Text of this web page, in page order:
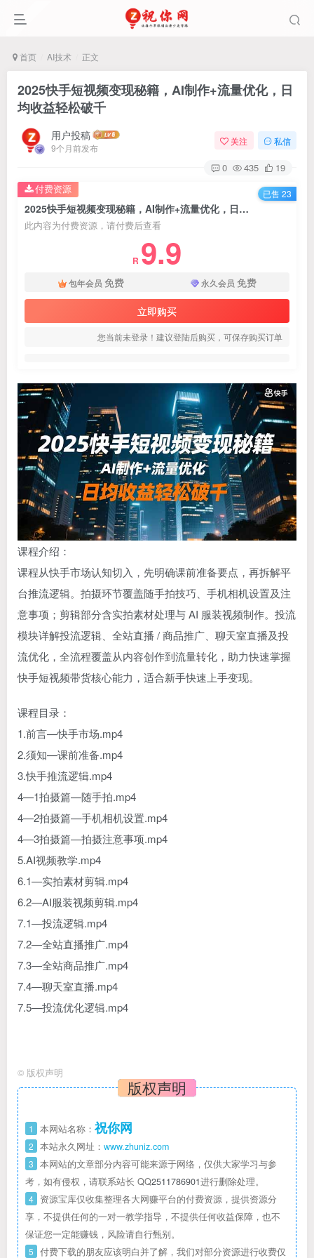
首页 AI技术 正文
2025快手短视频变现秘籍，AI制作+流量优化，日
均收益轻松破千
用户投稿
9个月前发布
关注 私信
0 435 19
2025快手短视频变现秘籍，AI制作+流量优化，日均收益轻松破千
此内容为付费资源，请付费后查看
R 9.9
包年会员 免费 永久会员 免费
立即购买
您当前未登录！建议登陆后购买，可保存购买订单
付费资源 已售 23
课程介绍：
课程从快手市场认知切入，先明确课前准备要点，再拆解平
台推流逻辑。拍摄环节覆盖随手拍技巧、手机相机设置及注
意事项；剪辑部分含实拍素材处理与 AI 服装视频制作。投流
模块详解投流逻辑、全站直播 / 商品推广、聊天室直播及投
流优化，全流程覆盖从内容创作到流量转化，助力快速掌握
快手短视频带货核心能力，适合新手快速上手变现。
课程目录：
1.前言—快手市场.mp4
2.须知—课前准备.mp4
3.快手推流逻辑.mp4
4—1拍摄篇—随手拍.mp4
4—2拍摄篇—手机相机设置.mp4
4—3拍摄篇—拍摄注意事项.mp4
5.AI视频教学.mp4
6.1—实拍素材剪辑.mp4
6.2—AI服装视频剪辑.mp4
7.1—投流逻辑.mp4
7.2—全站直播推广.mp4
7.3—全站商品推广.mp4
7.4—聊天室直播.mp4
7.5—投流优化逻辑.mp4
© 版权声明
版权声明
1 本网站名称： 祝你网
2 本站永久网址： www.zhuniz.com
3 本网站的文章部分内容可能来源于网络，仅供大家学习与参
考，如有侵权，请联系站长 QQ2511786901进行删除处理。
4 资源宝库仅收集整理各大网赚平台的付费资源，提供资源分
享，不提供任何的一对一教学指导，不提供任何收益保障，也不
保证您一定能赚钱，风险请自行甄别。
5 付费下载的朋友应该明白并了解，我们对部分资源进行收费仅